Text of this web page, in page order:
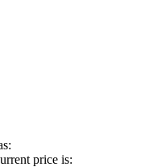
price is: